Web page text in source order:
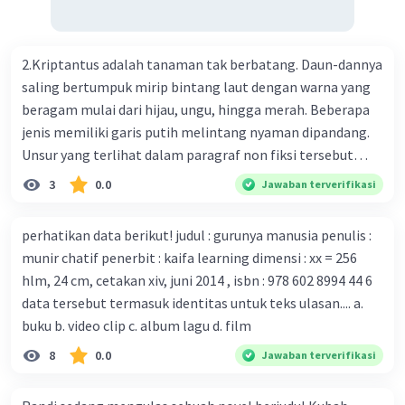
bersama sejumlah perusahaan biotek dan vaksin.
Beberapa waktu lalu, Kepala Laboratorium Identifikasi
Virus dari Institut Peter Doherty untuk Infeksi dan
kekebalan, Melbourne, Julian Druce, menyatakan mereka
mengembangkan virus Corona versi laboratorium dari
tubuh pasien yang terinfeksi untuk uji coba. Tanggapan
yang sesuai dengan berita tersebut adalah ... A.
serangan virus Corona dengan menemukan vaksin virus
tersebut. B. Para ilmuan perlu segera mempelajari virus
corona yang menjadi masalah besar bagi kesehatan dunia
karena persebarannya sangat cepat. C. Masyarakat perlu
mawas diri dan menjaga kesehatan dalam menghadapi
serangan virus corona yang mulai menyebar di Indonesia,
D. Virus corona menjadi masalah besar bagi kesehatan
2.Kriptantus adalah tanaman tak berbatang. Daun-dannya
saling bertumpuk mirip bintang laut dengan warna yang
beragam mulai dari hijau, ungu, hingga merah. Beberapa
jenis memiliki garis putih melintang nyaman dipandang.
Unsur yang terlihat dalam paragraf non fiksi tersebut
adalah... A. cara menyajikan isi buku B. bahasa yang
digunakan C. tokoh dan penokohan D. penyajian alur cerita
3 0.0 Jawaban terverifikasi
perhatikan data berikut! judul : gurunya manusia penulis :
munir chatif penerbit : kaifa learning dimensi : xx = 256
hlm, 24 cm, cetakan xiv, juni 2014 , isbn : 978 602 8994 44 6
data tersebut termasuk identitas untuk teks ulasan.... a.
buku b. video clip c. album lagu d. film
8 0.0 Jawaban terverifikasi